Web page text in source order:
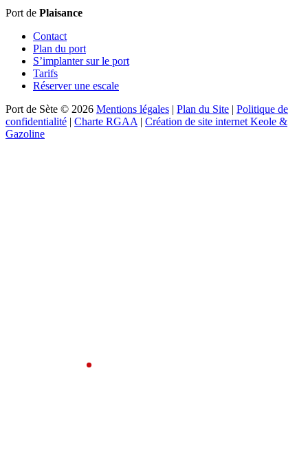
Port de Plaisance
Contact
Plan du port
S’implanter sur le port
Tarifs
Réserver une escale
Port de Sète © 2026 Mentions légales | Plan du Site | Politique de
confidentialité | Charte RGAA | Création de site internet Keole &
Gazoline